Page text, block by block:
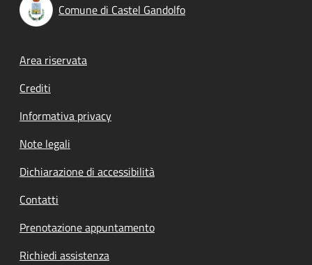
Comune di Castel Gandolfo
Footer menu
Area riservata
Crediti
Informativa privacy
Note legali
Dichiarazione di accessibilità
Contatti
Prenotazione appuntamento
Richiedi assistenza